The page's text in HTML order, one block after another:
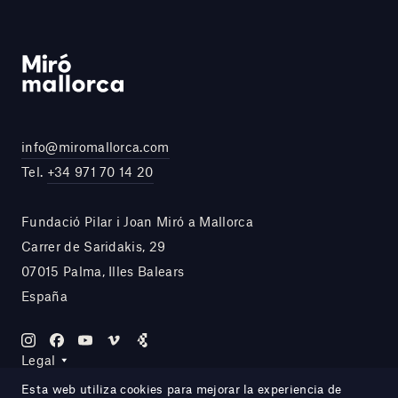
info@miromallorca.com
Tel. +34 971 70 14 20
Fundació Pilar i Joan Miró a Mallorca
Carrer de Saridakis, 29
07015 Palma, Illes Balears
España
Legal
Esta web utiliza cookies para mejorar la experiencia de